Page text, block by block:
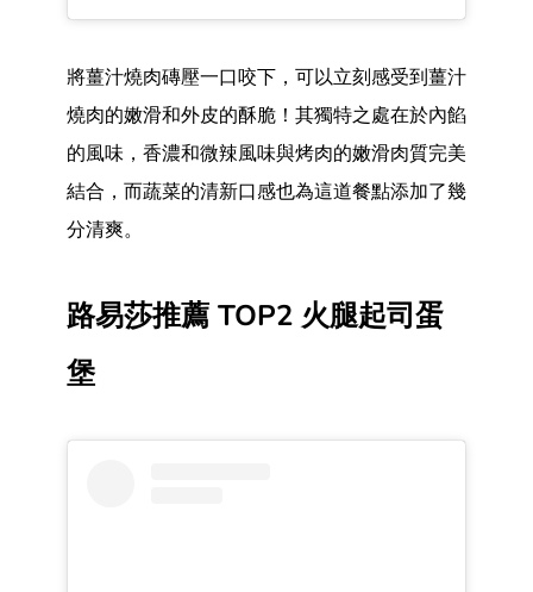
將薑汁燒肉磚壓一口咬下，可以立刻感受到薑汁
燒肉的嫩滑和外皮的酥脆！其獨特之處在於內餡
的風味，香濃和微辣風味與烤肉的嫩滑肉質完美
結合，而蔬菜的清新口感也為這道餐點添加了幾
分清爽。
路易莎推薦 TOP2 火腿起司蛋
堡